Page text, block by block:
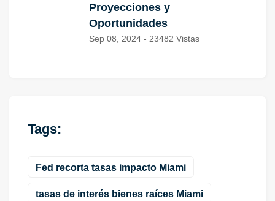
Proyecciones y
Oportunidades
Sep 08, 2024 - 23482 Vistas
Tags:
Fed recorta tasas impacto Miami
tasas de interés bienes raíces Miami